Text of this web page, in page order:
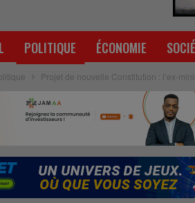
POLITIQUE ÉCONOMIE
Projet de nouvelle Constitution : l’ex-